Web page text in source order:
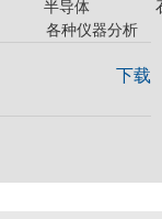
体 石油
仪器分析
下载